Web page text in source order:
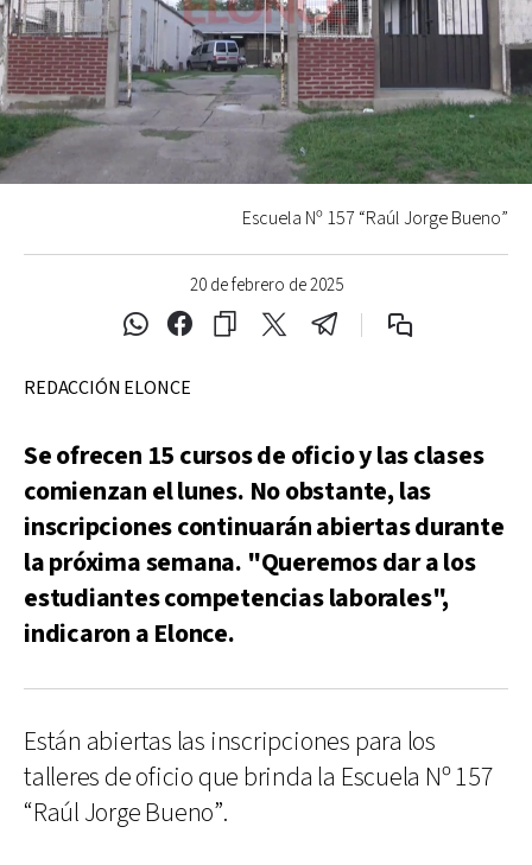
20 de febrero de 2025
Escuela Nº 157 “Raúl Jorge Bueno”
REDACCIÓN ELONCE
Se ofrecen 15 cursos de oficio y las clases
comienzan el lunes. No obstante, las
inscripciones continuarán abiertas durante
la próxima semana. "Queremos dar a los
estudiantes competencias laborales",
indicaron a Elonce.
Están abiertas las inscripciones para los
talleres de oficio que brinda la Escuela Nº 157
“Raúl Jorge Bueno”.